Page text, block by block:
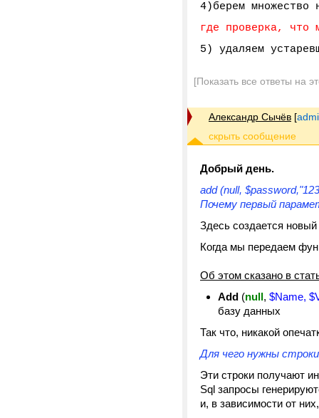
4)берем множество
где проверка, что
5) удаляем
[Показать все ответы на
Александр Сычёв [
Добрый день.
add (null,
Почему первый
Здесь создается
Когда мы передаем
Об этом сказано в
Add (null, $Name,
базу данных
Так что, никакой
Для чего нужны
Эти строки получают
Sql запросы
и, в зависимости от